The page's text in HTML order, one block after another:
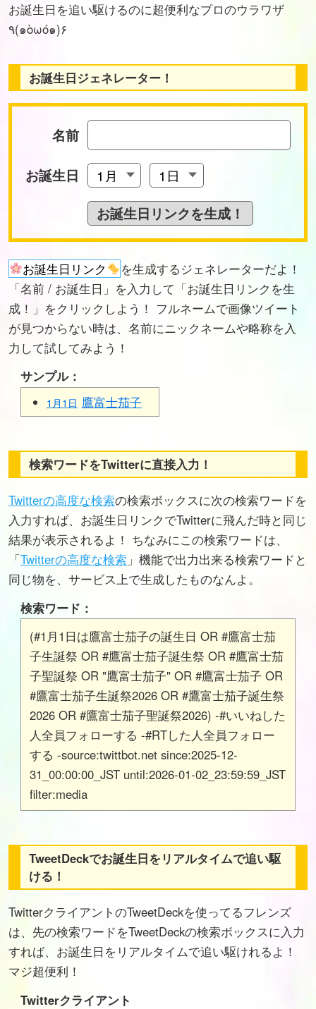
お誕生日を追い駆けるのに超便利なプロのウラワザ
٩(๑òωó๑)۶
お誕生日ジェネレーター！
名前
お誕生日
お誕生日リンク
を生成するジェネレーターだよ！
「名前 / お誕生日」を入力して「お誕生日リンクを生
成！」をクリックしよう！ フルネームで画像ツイート
が見つからない時は、名前にニックネームや略称を入
力して試してみよう！
サンプル：
1月1日 鷹富士茄子
検索ワードをTwitterに直接入力！
Twitterの高度な検索の検索ボックスに次の検索ワードを
入力すれば、お誕生日リンクでTwitterに飛んだ時と同じ
結果が表示されるよ！ ちなみにこの検索ワードは、
「Twitterの高度な検索 」機能で出力出来る検索ワードと
同じ物を、サービス上で生成したものなんよ。
検索ワード：
(#1月1日は鷹富士茄子の誕生日 OR #鷹富士茄
子生誕祭 OR #鷹富士茄子誕生祭 OR #鷹富士茄
子聖誕祭 OR "鷹富士茄子" OR #鷹富士茄子 OR
#鷹富士茄子生誕祭2026 OR #鷹富士茄子誕生祭
2026 OR #鷹富士茄子聖誕祭2026) -#いいねした
人全員フォローする -#RTした人全員フォロー
する -source:twittbot.net since:2025-12-
31_00:00:00_JST until:2026-01-02_23:59:59_JST
filter:media
TweetDeckでお誕生日をリアルタイムで追い駆
ける！
TwitterクライアントのTweetDeckを使ってるフレンズ
は、先の検索ワードをTweetDeckの検索ボックスに入力
すれば、お誕生日をリアルタイムで追い駆けれるよ！
マジ超便利！
Twitterクライアント